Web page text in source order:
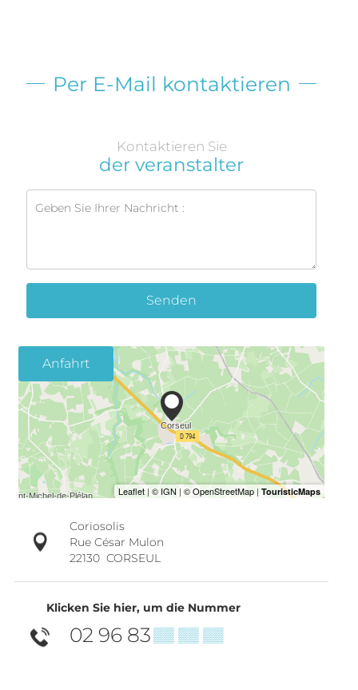
Per E-Mail kontaktieren
Kontaktieren Sie
der veranstalter
Senden
Anfahrt
Coriosolis
Rue César Mulon
22130 CORSEUL
Klicken Sie hier, um die Nummer
02 96 83▒▒ ▒▒ ▒▒